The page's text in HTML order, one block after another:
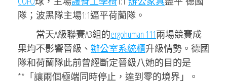
隊；波黑隊主場1:1逼平荷蘭隊。
當天A級聯賽A3組的ergohuman 111兩場競賽成
果均不影響晉級、 辦公室系統櫃升級情勢。德國
隊和荷蘭隊此前曾經斷定晉級八她的目的是
**「讓兩個極端同時停止，達到零的境界」。